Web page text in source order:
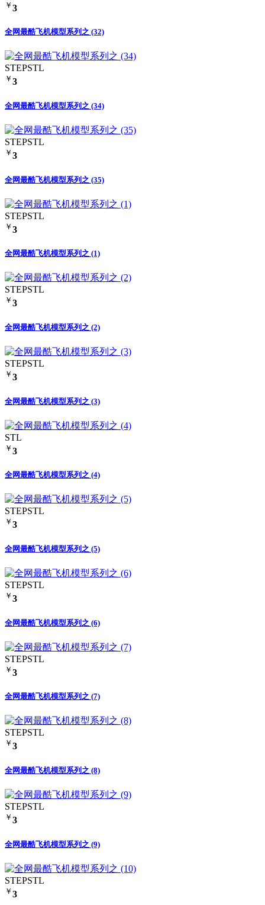
￥ 3
全网最酷飞机模型系列之 (32)
STEPSTL
￥ 3
全网最酷飞机模型系列之 (34)
STEPSTL
￥ 3
全网最酷飞机模型系列之 (35)
STEPSTL
￥ 3
全网最酷飞机模型系列之 (1)
STEPSTL
￥ 3
全网最酷飞机模型系列之 (2)
STEPSTL
￥ 3
全网最酷飞机模型系列之 (3)
STL
￥ 3
全网最酷飞机模型系列之 (4)
STEPSTL
￥ 3
全网最酷飞机模型系列之 (5)
STEPSTL
￥ 3
全网最酷飞机模型系列之 (6)
STEPSTL
￥ 3
全网最酷飞机模型系列之 (7)
STEPSTL
￥ 3
全网最酷飞机模型系列之 (8)
STEPSTL
￥ 3
全网最酷飞机模型系列之 (9)
STEPSTL
￥ 3